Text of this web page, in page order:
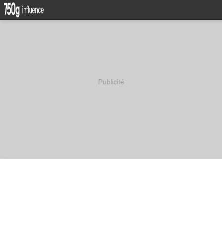
Publicité